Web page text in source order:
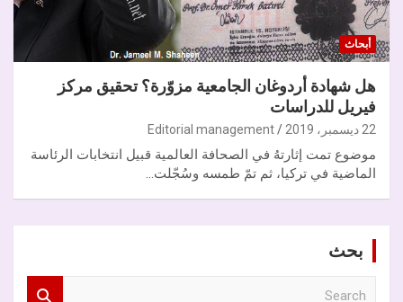
أبحاث
هل شهادة أردوغان الجامعية مزوّرة؟ تحقيق مركز
فيريل للدراسات
22 ديسمبر، 2019 Editorial management
موضوع تمت إثارتهُ في الصحافة العالمية قبيل انتخابات الرئاسة
الماضية في تركيا، ثم تمّ طمسه وسُجّلت…
بحث